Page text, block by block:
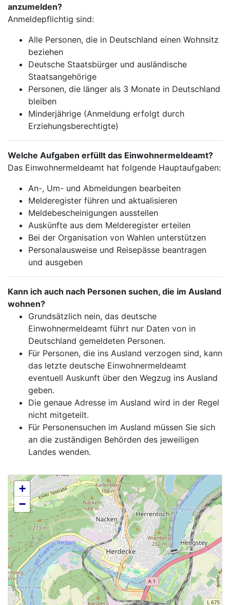
anzumelden?
Anmeldepflichtig sind:
Alle Personen, die in Deutschland einen Wohnsitz
beziehen
Deutsche Staatsbürger und ausländische
Staatsangehörige
Personen, die länger als 3 Monate in Deutschland
bleiben
Minderjährige (Anmeldung erfolgt durch
Erziehungsberechtigte)
Welche Aufgaben erfüllt das Einwohnermeldeamt?
Das Einwohnermeldeamt hat folgende Hauptaufgaben:
An-, Um- und Abmeldungen bearbeiten
Melderegister führen und aktualisieren
Meldebescheinigungen ausstellen
Auskünfte aus dem Melderegister erteilen
Bei der Organisation von Wahlen unterstützen
Personalausweise und Reisepässe beantragen
und ausgeben
Kann ich auch nach Personen suchen, die im Ausland
wohnen?
Grundsätzlich nein, das deutsche
Einwohnermeldeamt führt nur Daten von in
Deutschland gemeldeten Personen.
Für Personen, die ins Ausland verzogen sind, kann
das letzte deutsche Einwohnermeldeamt
eventuell Auskunft über den Wegzug ins Ausland
geben.
Die genaue Adresse im Ausland wird in der Regel
nicht mitgeteilt.
Für Personensuchen im Ausland müssen Sie sich
an die zuständigen Behörden des jeweiligen
Landes wenden.
+
−